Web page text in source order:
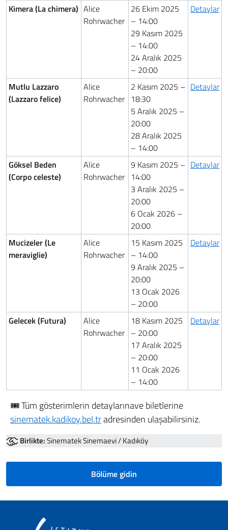
Kimera (La chimera) Alice
Rohrwacher
26 Ekim 2025
– 14:00
29 Kasım 2025
– 14:00
24 Aralık 2025
– 20:00
Detaylar
Mutlu Lazzaro
(Lazzaro felice)
Alice
Rohrwacher
2 Kasım 2025 –
18:30
5 Aralık 2025 –
20:00
28 Aralık 2025
– 14:00
Detaylar
Göksel Beden
(Corpo celeste)
Alice
Rohrwacher
9 Kasım 2025 –
14:00
3 Aralık 2025 –
20:00
6 Ocak 2026 –
20:00
Detaylar
Mucizeler (Le
meraviglie)
Alice
Rohrwacher
15 Kasım 2025
– 14:00
9 Aralık 2025 –
20:00
13 Ocak 2026
– 20:00
Detaylar
Gelecek (Futura)
Alice
Rohrwacher
18 Kasım 2025
– 20:00
17 Aralık 2025
– 20:00
11 Ocak 2026
– 14:00
Detaylar
🎟️ Tüm gösterimlerin detaylarınave biletlerine
sinematek.kadikoy.bel.tradresinden ulaşabilirsiniz.
Birlikte:Sinematek Sinemaevi / Kadıköy
Bölüme gidin